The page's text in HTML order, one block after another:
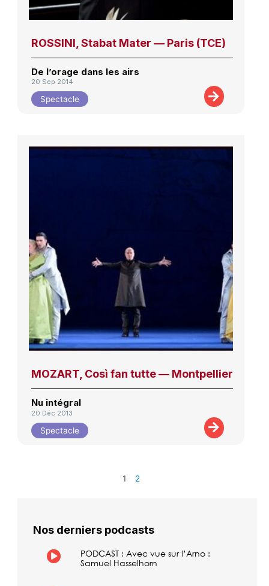
ROSSINI, Stabat Mater — Paris (TCE)
De l’orage dans les airs
20 Sep 2014
Spectacle
MOZART, Così fan tutte — Montpellier
Nu intégral
20 Déc 2013
Spectacle
1 2
Nos derniers podcasts
PODCAST : Avec vue sur l’Arno :
Samuel Hasselhorn